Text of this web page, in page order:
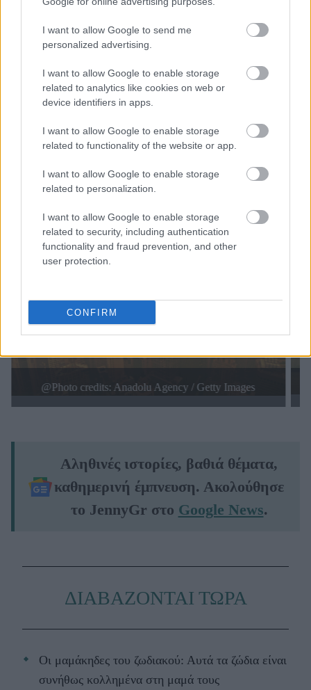
I want to allow Google to send me
personalized advertising.
I want to allow Google to enable storage
related to analytics like cookies on web or
device identifiers in apps.
I want to allow Google to enable storage
related to functionality of the website or app.
I want to allow Google to enable storage
related to personalization.
I want to allow Google to enable storage
related to security, including authentication
functionality and fraud prevention, and other
user protection.
CONFIRM
Δείτε περισσότερες φωτογραφίες
@Photo credits: Anadolu Agency / Getty Images
Αληθινές ιστορίες, βαθιά θέματα,
καθημερινή έμπνευση. Ακολούθησε
το JennyGr στο Google News.
ΔΙΑΒΑΖΟΝΤΑΙ ΤΩΡΑ
Οι μαμάκηδες του ζωδιακού: Αυτά τα ζώδια είναι
συνήθως κολλημένα στη μαμά τους